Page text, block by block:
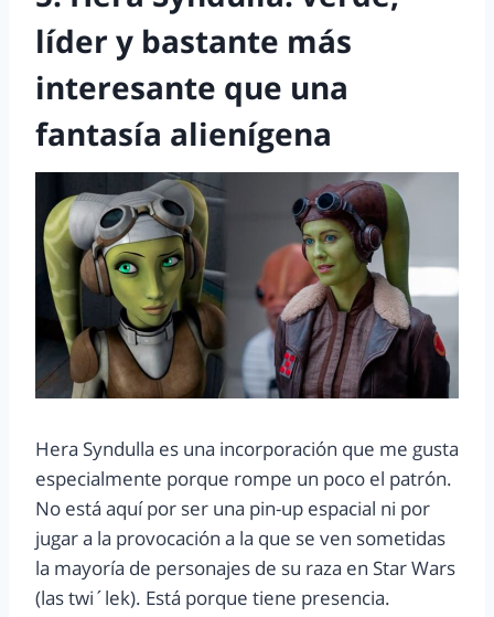
líder y bastante más
interesante que una
fantasía alienígena
Hera Syndulla es una incorporación que me gusta
especialmente porque rompe un poco el patrón.
No está aquí por ser una pin-up espacial ni por
jugar a la provocación a la que se ven sometidas
la mayoría de personajes de su raza en Star Wars
(las twi´lek). Está porque tiene presencia.